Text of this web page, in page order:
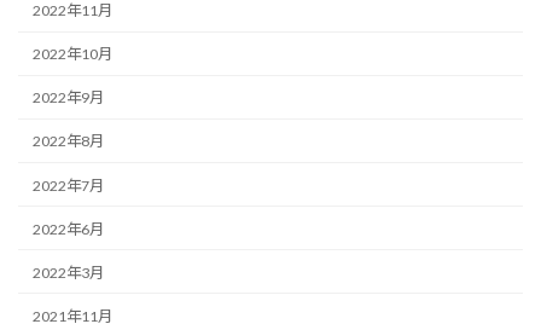
2022年11月
2022年10月
2022年9月
2022年8月
2022年7月
2022年6月
2022年3月
2021年11月